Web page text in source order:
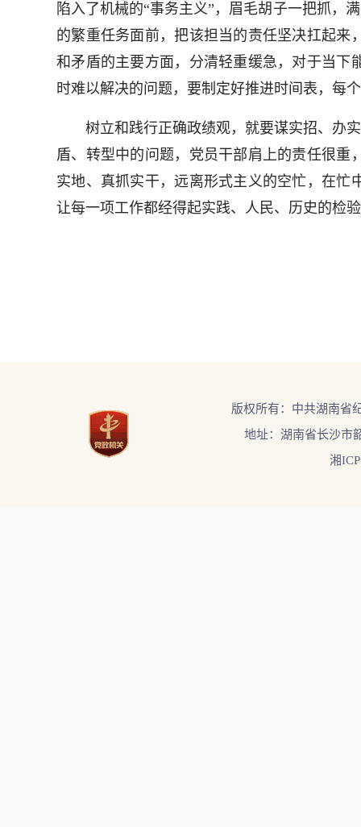
陷入了机械的“事务主义”，眉毛胡子一把抓，
的繁重任务面前，把该担当的责任坚决扛起
和矛盾的主要方面，分清轻重缓急，对于当下
时难以解决的问题，要制定好推进时间表，每
树立和践行正确政绩观，就要谋实招、办实
盾、转型中的问题，党员干部肩上的责任很
实地、真抓实干，远离形式主义的空忙，在
让每一项工作都经得起实践、人民、历史的检
版权所有：中共湖南省
地址：湖南省长沙市
湘